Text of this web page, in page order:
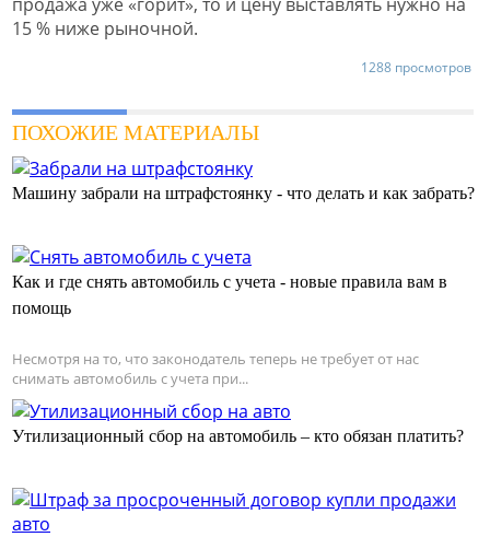
15 % ниже рыночной.
1288 просмотров
ПОХОЖИЕ МАТЕРИАЛЫ
Машину забрали на штрафстоянку - что делать и как забрать?
Как и где снять автомобиль с учета - новые правила вам в
помощь
Несмотря на то, что законодатель теперь не требует от нас
снимать автомобиль с учета при...
Утилизационный сбор на автомобиль – кто обязан платить?